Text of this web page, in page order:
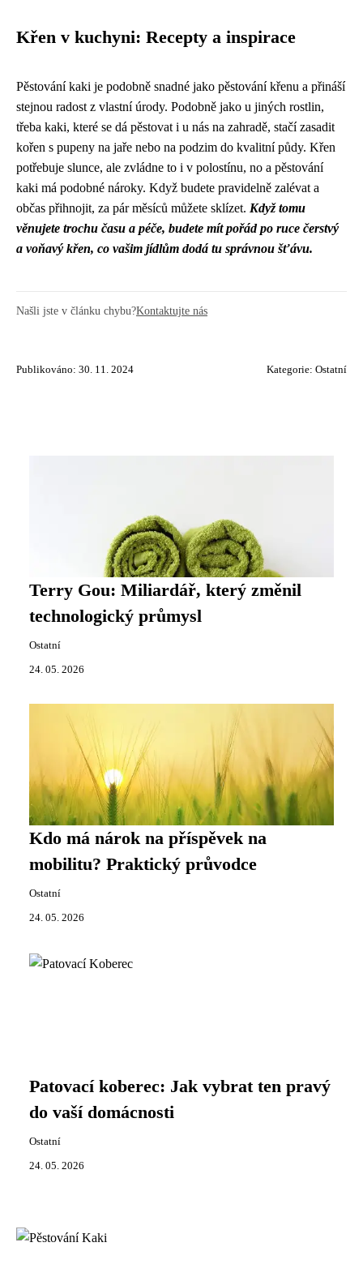
Křen v kuchyni: Recepty a inspirace
Pěstování kaki je podobně snadné jako pěstování křenu a přináší
stejnou radost z vlastní úrody. Podobně jako u jiných rostlin,
třeba kaki, které se dá pěstovat i u nás na zahradě, stačí zasadit
kořen s pupeny na jaře nebo na podzim do kvalitní půdy. Křen
potřebuje slunce, ale zvládne to i v polostínu, no a pěstování
kaki má podobné nároky. Když budete pravidelně zalévat a
občas přihnojit, za pár měsíců můžete sklízet. Když tomu
věnujete trochu času a péče, budete mít pořád po ruce čerstvý
a voňavý křen, co vašim jídlům dodá tu správnou šťávu.
Našli jste v článku chybu?Kontaktujte nás
Publikováno: 30. 11. 2024 Kategorie: Ostatní
Terry Gou: Miliardář, který změnil
technologický průmysl
Ostatní
24. 05. 2026
Kdo má nárok na příspěvek na
mobilitu? Praktický průvodce
Ostatní
24. 05. 2026
Patovací koberec: Jak vybrat ten pravý
do vaší domácnosti
Ostatní
24. 05. 2026